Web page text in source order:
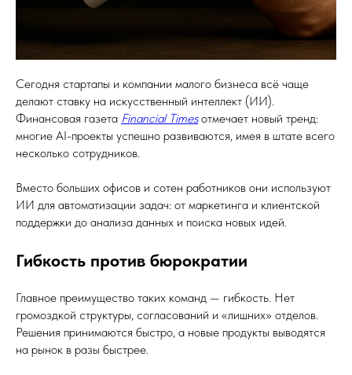
Сегодня стартапы и компании малого бизнеса всё чаще
делают ставку на искусственный интеллект (ИИ).
Финансовая газета Financial Timesотмечает новый тренд:
многие AI-проекты успешно развиваются, имея в штате всего
несколько сотрудников.
Вместо больших офисов и сотен работников они используют
ИИ для автоматизации задач: от маркетинга и клиентской
поддержки до анализа данных и поиска новых идей.
Гибкость против бюрократии
Главное преимущество таких команд — гибкость. Нет
громоздкой структуры, согласований и «лишних» отделов.
Решения принимаются быстро, а новые продукты выводятся
на рынок в разы быстрее.